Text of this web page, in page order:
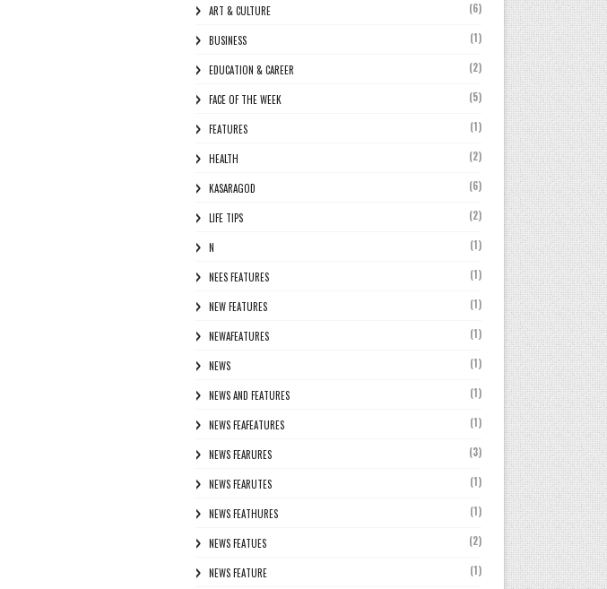
ART & CULTURE (6)
BUSINESS (1)
EDUCATION & CAREER (2)
FACE OF THE WEEK (5)
FEATURES (1)
HEALTH (2)
KASARAGOD (6)
LIFE TIPS (2)
N (1)
NEES FEATURES (1)
NEW FEATURES (1)
NEWAFEATURES (1)
NEWS (1)
NEWS AND FEATURES (1)
NEWS FEAFEATURES (1)
NEWS FEARURES (3)
NEWS FEARUTES (1)
NEWS FEATHURES (1)
NEWS FEATUES (2)
NEWS FEATURE (1)